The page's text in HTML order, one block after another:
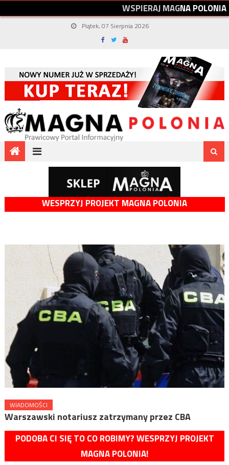
WSPIERAJMAGNAPOLONIA
Piątek, 07 Sierpnia 2026
WESPRZYJ PROJEKT MAGNA POLONIA
WIADOMOŚCI
Warszawski notariusz zatrzymany przez CBA
PODOBA CI SIĘ TO CO ROBIMY? WESPRZYJ PROJEKT
MAGNA POLONIA!